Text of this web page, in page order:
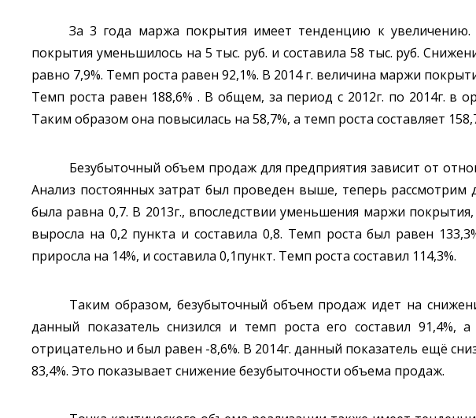
За 3 года маржа покрытия имеет тенденцию к увеличению.
покрытия уменьшилось на 5 тыс. руб. и составила 58 тыс. руб.
равно 7,9%. Темп роста равен 92,1%. В 2014 г. величина маржи
Темп роста равен 188,6% . В общем, за период с 2012г. по 2014г. в
Таким образом она повысилась на 58,7%, а темп роста составляет
Безубыточный объем продаж для предприятия зависит от
Анализ постоянных затрат был проведен выше, теперь
была равна 0,7. В 2013г., впоследствии уменьшения маржи
выросла на 0,2 пункта и составила 0,8. Темп роста был равен
приросла на 14%, и составила 0,1пункт. Темп роста составил 114,3%.
Таким образом, безубыточный объем продаж идет на
данный показатель снизился и темп роста его составил
отрицательно и был равен -8,6%. В 2014г. данный показатель ещё
83,4%. Это показывает снижение безубыточности объема продаж.